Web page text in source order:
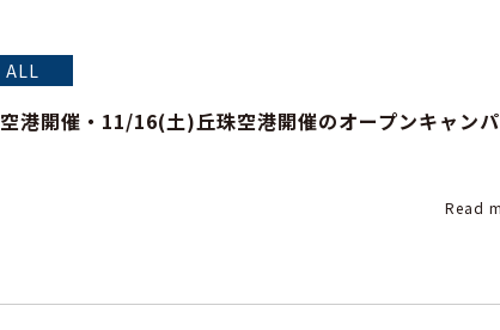
ALL
港開催・11/16(土)丘珠空港開催のオープンキャン
Read